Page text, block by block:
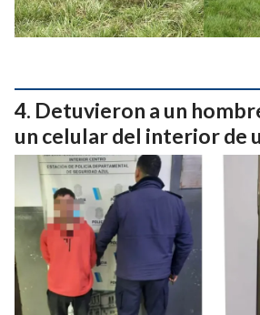
Detuvieron a un
un celular del interior de